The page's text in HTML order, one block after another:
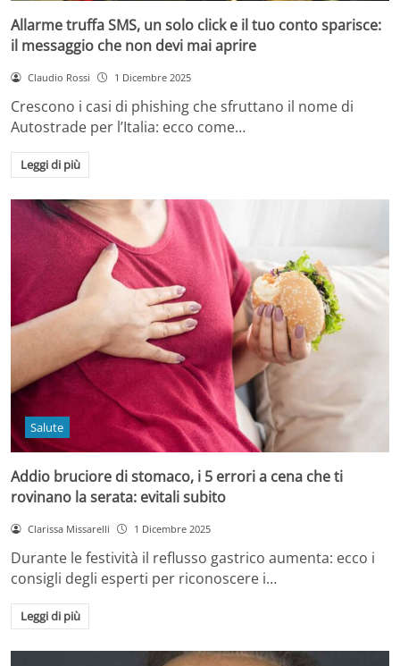
Allarme truffa SMS, un solo click e il tuo conto sparisce:
il messaggio che non devi mai aprire
Claudio Rossi 1 Dicembre 2025
Crescono i casi di phishing che sfruttano il nome di
Autostrade per l’Italia: ecco come…
Leggi di più
Salute
Addio bruciore di stomaco, i 5 errori a cena che ti
rovinano la serata: evitali subito
Clarissa Missarelli 1 Dicembre 2025
Durante le festività il reflusso gastrico aumenta: ecco i
consigli degli esperti per riconoscere i…
Leggi di più